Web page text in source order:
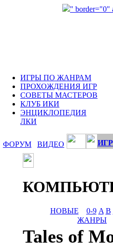
" border="0"
ИГРЫ ПО ЖАНРАМ
ПРОХОЖДЕНИЯ ИГР
СОВЕТЫ МАСТЕРОВ
КЛУБ ИКИ
ЭНЦИКЛОПЕДИЯ
ЛКИ
ФОРУМ ВИДЕО
НОВЫЕ 0-9 A B
ЖАНРЫ
Tales of